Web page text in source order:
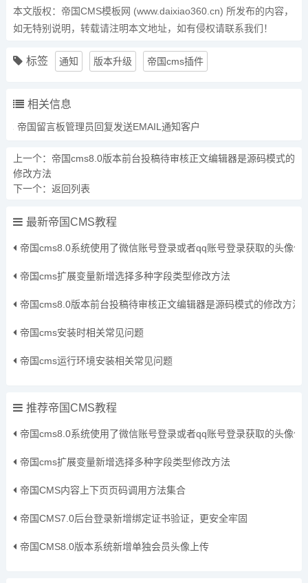
本文版权：帝国CMS模板网 (www.daixiao360.cn) 所发布的内容，
如无特别说明，转载请注明本文地址，如有侵权请联系我们！
标签 通知 版本升级 帝国cms插件
相关信息
帝国留言板管理员回复发送EMAIL通知客户
上一个： 帝国cms8.0版本前台投稿待审核正文编辑器是源码模式的
修改方法
下一个： 返回列表
最新帝国CMS教程
帝国cms8.0系统使用了微信账号登录或者qq账号登录获取的头像保
帝国cms扩展变量新增选择多种字段类型修改方法
帝国cms8.0版本前台投稿待审核正文编辑器是源码模式的修改方法
帝国cms安装时相关常见问题
帝国cms运行环境安装相关常见问题
推荐帝国CMS教程
帝国cms8.0系统使用了微信账号登录或者qq账号登录获取的头像保
帝国cms扩展变量新增选择多种字段类型修改方法
帝国CMS内容上下页页码调用方法集合
帝国CMS7.0后台登录新增绑定证书验证，更安全牢固
帝国CMS8.0版本系统新增单独会员头像上传